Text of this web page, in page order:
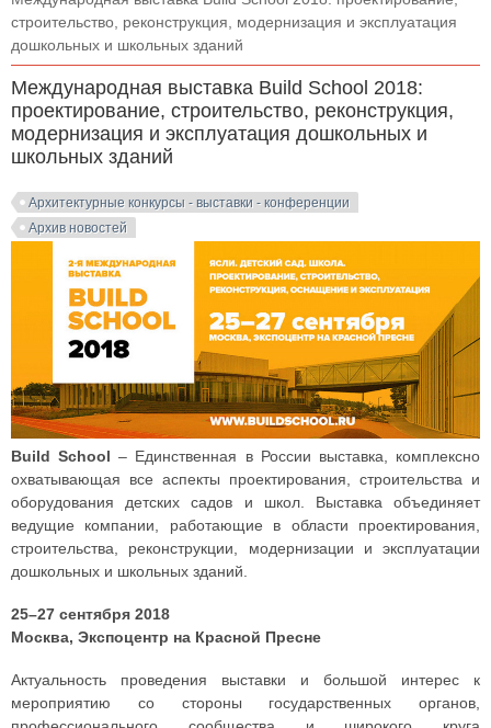
строительство, реконструкция, модернизация и эксплуатация
дошкольных и школьных зданий
Международная выставка Build School 2018:
проектирование, строительство, реконструкция,
модернизация и эксплуатация дошкольных и
школьных зданий
Архитектурные конкурсы - выставки - конференции
Архив новостей
Build School – Единственная в России выставка, комплексно
охватывающая все аспекты проектирования, строительства и
оборудования детских садов и школ. Выставка объединяет
ведущие компании, работающие в области проектирования,
строительства, реконструкции, модернизации и эксплуатации
дошкольных и школьных зданий.
25–27 сентября 2018
Москва, Экспоцентр на Красной Пресне
Актуальность проведения выставки и большой интерес к
мероприятию со стороны государственных органов,